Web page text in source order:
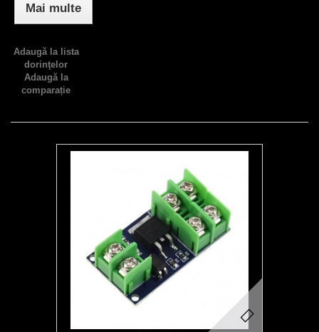
Mai multe
Adaugă la lista
dorinţelor
Adaugă la
comparație